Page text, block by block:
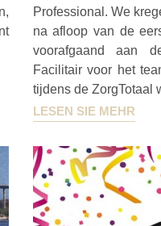
Professional. We
na afloop van de
voorafgaand aan
Facilitair voor het
tijdens de ZorgTotaal
LESEN SIE MEHR